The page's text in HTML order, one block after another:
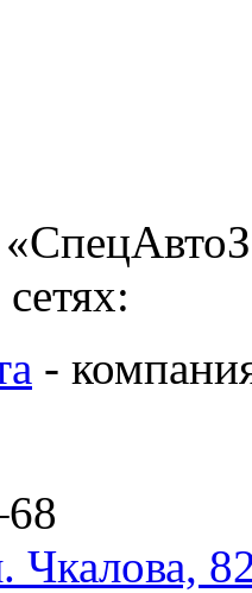
-
Чкалова,